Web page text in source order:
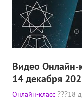
Видео Онлайн-
14 декабря
Онлайн-класс 18